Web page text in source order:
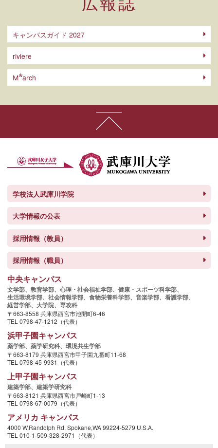
キャンパスガイド 2027
riviere
M arch
学校法人武庫川学院
大学情報の公表
採用情報（教員）
採用情報（職員）
中央キャンパス
文学部、 教育学部、 心理・社会福祉学部、 健康・スポーツ科学部、
生活環境学部、 社会情報学部、 食物栄養科学部、 音楽学部、 看護学部、
経営学部、 大学院、 専攻科
〒663-8558 兵庫県西宮市池開町6-46
TEL 0798-47-1212（代表）
浜甲子園キャンパス
薬学部、 薬学研究科、 環境共生学部
〒663-8179 兵庫県西宮市甲子園九番町11-68
TEL 0798-45-9931（代表）
上甲子園キャンパス
建築学部、 建築学研究科
〒663-8121 兵庫県西宮市戸崎町1-13
TEL 0798-67-0079（代表）
アメリカ キャンパス
4000 W.Randolph Rd. Spokane,WA 99224-5279 U.S.A.
TEL 010-1-509-328-2971（代表）